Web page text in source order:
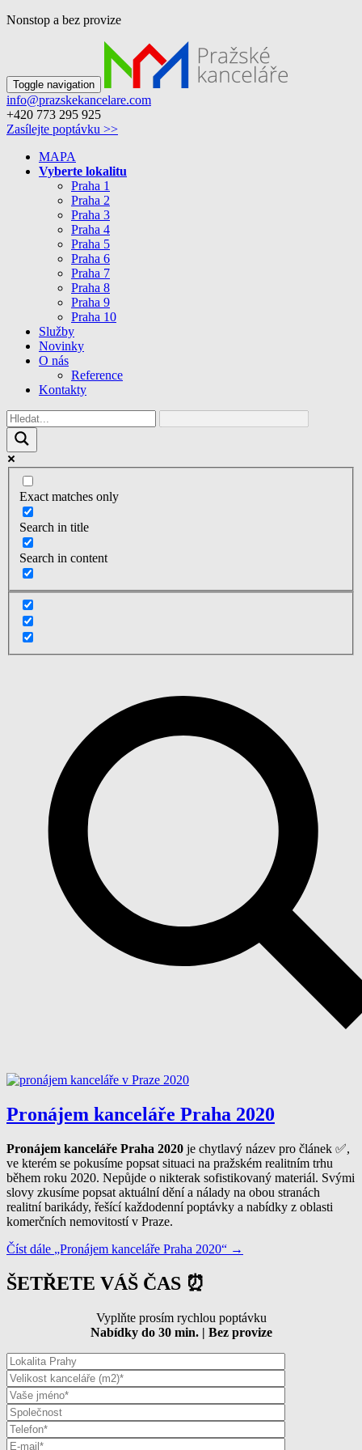
Nonstop a bez provize
Toggle navigation
info@prazskekancelare.com
+420 773 295 925
Zasílejte poptávku >>
MAPA
Vyberte lokalitu
Praha 1
Praha 2
Praha 3
Praha 4
Praha 5
Praha 6
Praha 7
Praha 8
Praha 9
Praha 10
Služby
Novinky
O nás
Reference
Kontakty
Exact matches only
Search in title
Search in content
Pronájem kanceláře Praha 2020
Pronájem kanceláře Praha 2020 je chytlavý název pro článek ✅,
ve kterém se pokusíme popsat situaci na pražském realitním trhu
během roku 2020. Nepůjde o nikterak sofistikovaný materiál. Svými
slovy zkusíme popsat aktuální dění a nálady na obou stranách
realitní barikády, řešící každodenní poptávky a nabídky z oblasti
komerčních nemovitostí v Praze.
Číst dále „Pronájem kanceláře Praha 2020“ →
ŠETŘETE VÁŠ ČAS ⏰
Vyplňte prosím rychlou poptávku
Nabídky do 30 min. | Bez provize